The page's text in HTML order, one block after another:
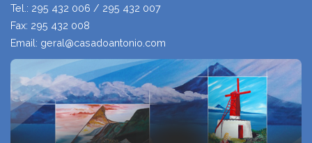
Tel.: 295 432 006 / 295 432 007
Fax: 295 432 008
Email: geral@casadoantonio.com